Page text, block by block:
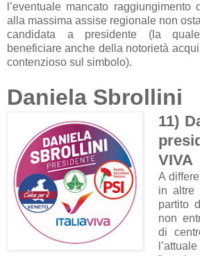
l’eventuale mancato
alla massima assise regionale non
candidata a presidente (la
beneficiare anche della notorietà
contenzioso sul simbolo).
Daniela Sbrollini
11)
VIVA
A
in altre
partito
non
di